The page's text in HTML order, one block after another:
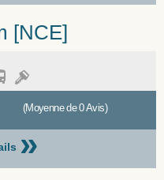
[NCE]
(Moyenne de 0 Avis)
»